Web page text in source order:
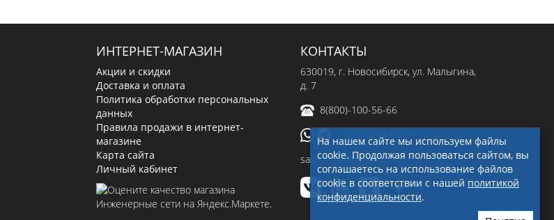
ИНТЕРНЕТ-МАГАЗИН
Акции и скидки
Доставка и оплата
Политика обработки персональных
данных
Правила продажи в интернет-
магазине
Карта сайта
Личный кабинет
КОНТАКТЫ
630019, г. Новосибирск, ул. Малыгина,
д. 7
8(800)-100-56-66
sale@ingenerseti.ru
На нашем сайте мы используем файлы
cookie. Продолжая пользоваться сайтом, вы
соглашаетесь на использование файлов
cookie в соответствии с нашей политикой
конфиденциальности.